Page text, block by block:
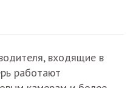
входящие в
работают